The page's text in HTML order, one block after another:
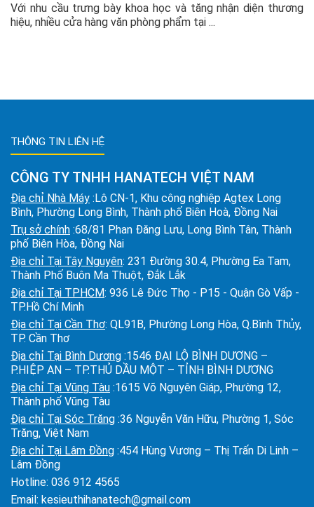
Với nhu cầu trưng bày khoa học và tăng nhận diện thương
hiệu, nhiều cửa hàng văn phòng phẩm tại ...
THÔNG TIN LIÊN HỆ
CÔNG TY TNHH HANATECH VIỆT NAM
Địa chỉ Nhà Máy :Lô CN-1, Khu công nghiệp Agtex Long
Bình, Phường Long Bình, Thành phố Biên Hoà, Đồng Nai
Trụ sở chính :68/81 Phan Đăng Lưu, Long Bình Tân, Thành
phố Biên Hòa, Đồng Nai
Địa chỉ Tại Tây Nguyên: 231 Đường 30.4, Phường Ea Tam,
Thành Phố Buôn Ma Thuột, Đắk Lắk
Địa chỉ Tại TPHCM: 936 Lê Đức Thọ - P15 - Quận Gò Vấp -
TP.Hồ Chí Minh
Địa chỉ Tại Cần Thơ: QL91B, Phường Long Hòa, Q.Bình Thủy,
TP. Cần Thơ
Địa chỉ Tại Bình Dương :1546 ĐẠI LỘ BÌNH DƯƠNG –
P.HIỆP AN – TP.THỦ DẦU MỘT – TỈNH BÌNH DƯƠNG
Địa chỉ Tại Vũng Tàu :1615 Võ Nguyên Giáp, Phường 12,
Thành phố Vũng Tàu
Địa chỉ Tại Sóc Trăng :36 Nguyễn Văn Hữu, Phường 1, Sóc
Trăng, Việt Nam
Địa chỉ Tại Lâm Đồng :454 Hùng Vương – Thị Trấn Di Linh –
Lâm Đồng
Hotline: 036 912 4565
Email: kesieuthihanatech@gmail.com